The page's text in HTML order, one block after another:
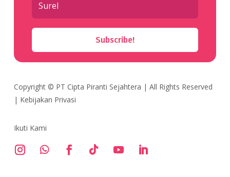
Subscribe!
Copyright © PT Cipta Piranti Sejahtera | All Rights Reserved
| Kebijakan Privasi
Ikuti Kami